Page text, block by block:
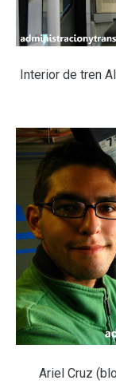
Interior de tren
Ariel Cruz